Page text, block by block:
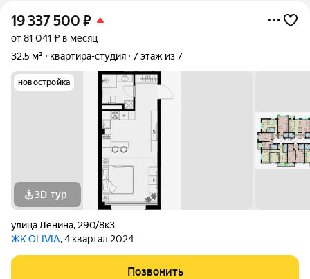
19 337 500 ₽
от 81 041 ₽ в месяц
32,5 м²
квартира-студия 7 этаж из 7
новостройка
3D-тур
улица Ленина, 290/8к3
ЖК OLIVIA, 4 квартал 2024
Позвонить